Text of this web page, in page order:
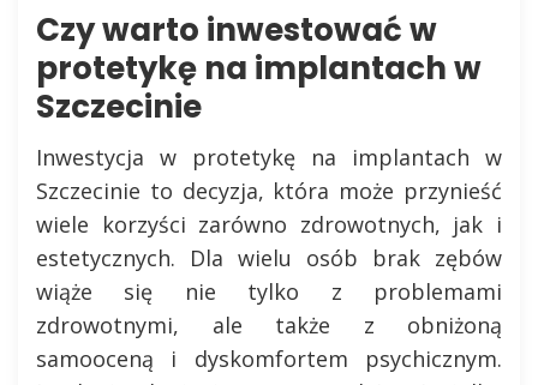
Czy warto inwestować w
protetykę na implantach w
Szczecinie
Inwestycja w protetykę na implantach w
Szczecinie to decyzja, która może przynieść
wiele korzyści zarówno zdrowotnych, jak i
estetycznych. Dla wielu osób brak zębów
wiąże się nie tylko z problemami
zdrowotnymi, ale także z obniżoną
samooceną i dyskomfortem psychicznym.